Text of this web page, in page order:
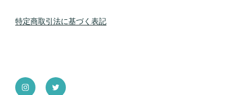
特定商取引法に基づく表記
instagramTwitter